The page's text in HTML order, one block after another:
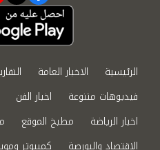
الرئيسية الاخبار العامة
فيديوهات متنوعة
اخبار الفن
اخبار الرياضة
مطبخ الموقع
الاقتصاد والبورصة
كمبيوتر